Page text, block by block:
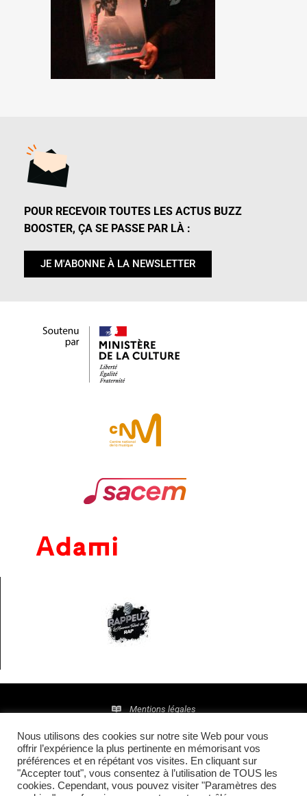
POUR RECEVOIR TOUTES LES ACTUS BUZZ
BOOSTER, ÇA SE PASSE PAR LÀ :
JE M'ABONNE À LA NEWSLETTER
Mentions légales
Politique de confidentialité
© 2016 • Site maintenu et mis à jour parTI(E)GER
COMMUNICATION
Nous utilisons des cookies sur notre site Web pour vous
offrir l’expérience la plus pertinente en mémorisant vos
préférences et en répétant vos visites. En cliquant sur
"Accepter tout", vous consentez à l’utilisation de TOUS les
cookies. Cependant, vous pouvez visiter "Paramètres des